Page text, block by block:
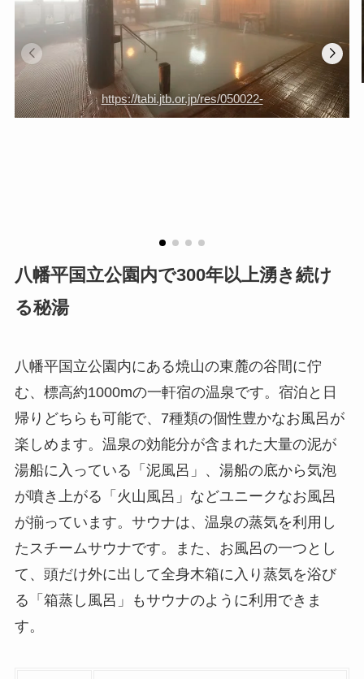
https://tabi.jtb.or.jp/res/050022-
八幡平国立公園内で300年以上湧き続け
る秘湯
八幡平国立公園内にある焼山の東麓の谷間に佇
む、標高約1000mの一軒宿の温泉です。宿泊と日
帰りどちらも可能で、7種類の個性豊かなお風呂が
楽しめます。温泉の効能分が含まれた大量の泥が
湯船に入っている「泥風呂」、湯船の底から気泡
が噴き上がる「火山風呂」などユニークなお風呂
が揃っています。サウナは、温泉の蒸気を利用し
たスチームサウナです。また、お風呂の一つとし
て、頭だけ外に出して全身木箱に入り蒸気を浴び
る「箱蒸し風呂」もサウナのように利用できま
す。